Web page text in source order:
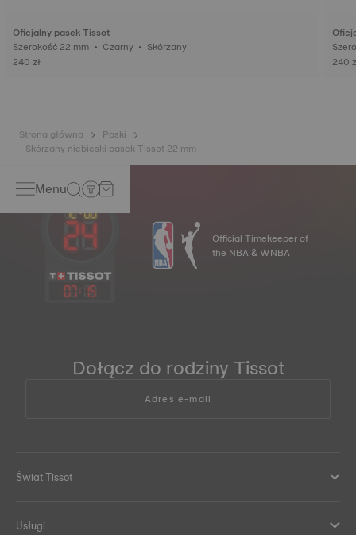
Oficjalny pasek Tissot
Szerokość 22 mm • Czarny • Skórzany
240 zł
240
Strona główna
Paski
Skórzany niebieski pasek Tissot 22 mm
Menu
07: 15
Official Timekeeper of
the NBA & WNBA
Dołącz do rodziny Tissot
Adres e-mail
Świat Tissot
Usługi